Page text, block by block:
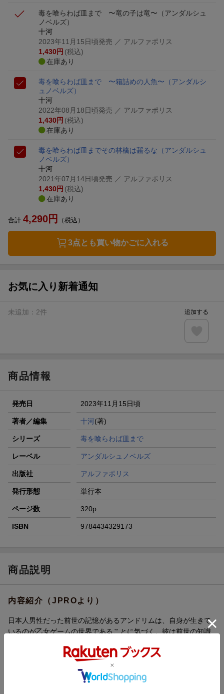
毒を喰らわば皿まで 〜竜の子は竜〜 （アンダルシュ
ノベルズ）
十河
2023年11月15日頃発売 ／ アルファポリス
1,430円 (税込)
在庫あり
毒を喰らわば皿まで 〜箱詰めの人魚〜 （アンダルシ
ュノベルズ）
十河
2022年08月18日頃発売 ／ アルファポリス
1,430円 (税込)
在庫あり
毒を喰らわば皿までその林檎は齧るな （アンダルシュ
ノベルズ）
十河
2021年07月14日頃発売 ／ アルファポリス
1,430円 (税込)
在庫あり
合計 4,290円 （税込）
3点とも買い物かごに入れる
お気に入り新着通知
未追加： 2件 追加する
商品情報
発売日 2023年11月15日頃
著者／編集 十河(著)
シリーズ 毒を喰らわば皿まで
レーベル アンダルシュノベルズ
出版社 アルファポリス
発行形態 単行本
ページ数 320p
ISBN 9784434329173
商品説明
内容紹介（JPROより）
日本人男性だった前世の記憶があるアンドリムは、自身が生きて
いるのが乙女ゲームの世界であることに気づく。彼は前世の知識
ガと番になった。あれから五年経ったある日、なんとヨルガが十
年分の記憶を砂竜に奪われてしまう。自分との愛の日々を忘れた
ヨルガを「番」とは認められない。アンドリムたちはヨルガの記